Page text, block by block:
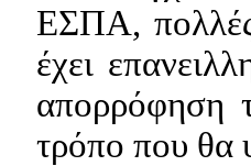
ΕΣΠΑ, πολλές
έχει
απορρόφηση
τρόπο που θα